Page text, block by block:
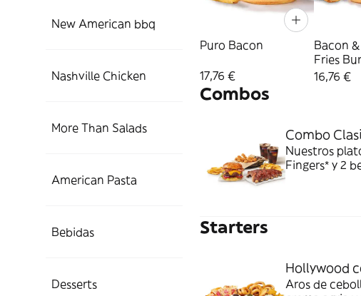
New American bbq
Nashville Chicken
More Than Salads
American Pasta
Bebidas
Desserts
Puro Bacon
17,76 €
Bacon
Fries
16,76 €
Combos
Combo
Nuestros
Fingers* y 2
Starters
Hollywood
Aros de